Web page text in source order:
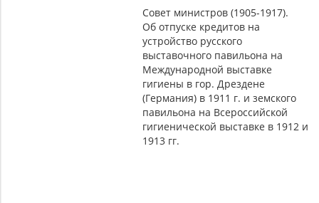
Совет министров (1905-1917).
Об отпуске кредитов на
устройство русского
выставочного павильона на
Международной выставке
гигиены в гор. Дрездене
(Германия) в 1911 г. и земского
павильона на Всероссийской
гигиенической выставке в 1912 и
1913 гг.